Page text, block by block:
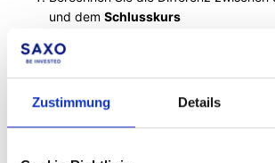
Zustimmung Details
und dem Schlusskurs
der Instrumentwährung) mit der
beiden Umrechnungskursen
Konvertierung P/L = (Schlusskurs -
Position.